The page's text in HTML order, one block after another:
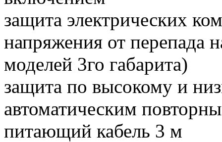
защита электрических
напряжения от перепада
моделей 3го габарита)
защита по высокому и
автоматическим
питающий кабель 3 м